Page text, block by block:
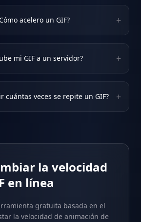
acelero un GIF? +
mi GIF a un servidor? +
cuántas veces se repite un GIF? +
la velocidad
en línea
gratuita basada en el
la velocidad de animación de